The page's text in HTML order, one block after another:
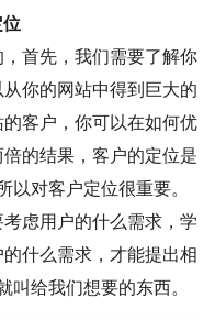
首先，我们需要了解你
你的网站中得到巨大的
客户，你可以在如何优
的结果，客户的定位是
以对客户定位很重要。
虑用户的什么需求，学
什么需求，才能提出相
叫给我们想要的东西。